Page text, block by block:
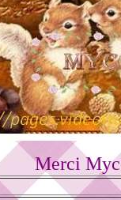
Merci